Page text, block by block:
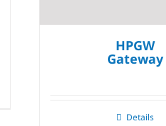
HPGW
Gateway
Details